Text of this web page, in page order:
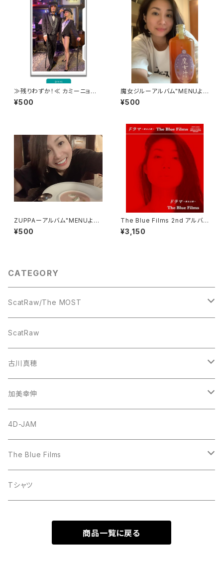
≫残りわずか！≪ カミーニョの
胸板サイズ(A4) クリアファイ
ル-キャバレーver.
¥500
魔女ジルーアルバム"MENUより
シングルカット版
¥500
ZUPPAーアルバム"MENUより
シングルカット版
¥500
The Blue Films 2nd アルバム
『ドラマ～歌女之歌～』
¥3,150
CATEGORY
ScatRaw/The MOST
CD
ScatRaw
古川真穂
CD-Single
CD-Album
加美幸伸
God N' Stone
4D-JAM
The Blue Films
CD-Single
Tシャツ
商品一覧に戻る